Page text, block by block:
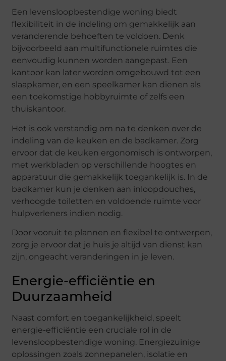
Een levensloopbestendige woning biedt
flexibiliteit in de indeling om gemakkelijk aan
veranderende behoeften te voldoen. Denk
bijvoorbeeld aan multifunctionele ruimtes die
eenvoudig kunnen worden aangepast. Een
kantoor kan later worden omgebouwd tot een
slaapkamer, en een speelkamer kan dienen als
een toekomstige hobbyruimte of zelfs een
thuiskantoor.
Het is ook verstandig om na te denken over de
indeling van de keuken en de badkamer. Zorg
ervoor dat de keuken ergonomisch is ontworpen,
met werkbladen op verschillende hoogtes en
apparatuur die gemakkelijk toegankelijk is. In de
badkamer kun je denken aan inloopdouches,
verhoogde toiletten en voldoende ruimte voor
hulpverleners indien nodig.
Door vooruit te plannen en flexibel te ontwerpen,
zorg je ervoor dat je huis je altijd van dienst kan
zijn, ongeacht veranderingen in je leven.
Energie-efficiëntie en
Duurzaamheid
Naast comfort en toegankelijkheid, speelt
energie-efficiëntie een cruciale rol in de
levensloopbestendige woning. Energiezuinige
oplossingen zoals zonnepanelen, isolatie en